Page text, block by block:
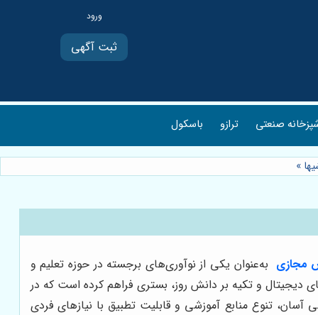
ثبت آگهی
صنعتی ترازو باسکول
»
مجازی به‌عنوان یکی از نوآوری‌های برجسته در حوزه تعلیم و
دیجیتال و تکیه بر دانش روز، بستری فراهم کرده است که در
تنوع منابع آموزشی و قابلیت تطبیق با نیازهای فردی